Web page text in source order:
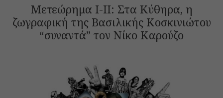
Μετεώρημα Ι-II: Στα Κύθηρα, η
ζωγραφική της Βασιλικής Κοσκινιώτου
“συναντά” τoν Νίκο Καρούζο